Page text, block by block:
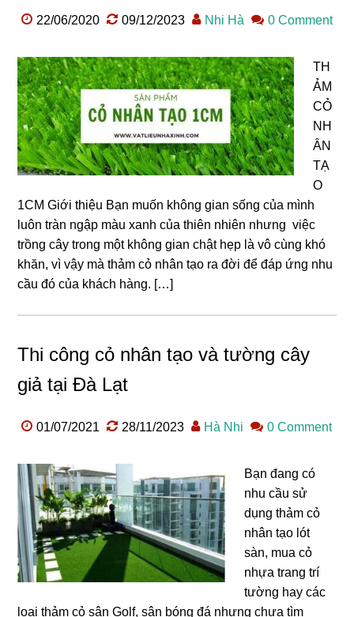
22/06/2020 09/12/2023 Nhi Hà 0 Comment
TH
ẢM
CỎ
NH
ÂN
TẠ
O
1CM Giới thiệu Bạn muốn không gian sống của mình
luôn tràn ngập màu xanh của thiên nhiên nhưng việc
trồng cây trong một không gian chật hẹp là vô cùng khó
khăn, vì vậy mà thảm cỏ nhân tạo ra đời để đáp ứng nhu
cầu đó của khách hàng. […]
Thi công cỏ nhân tạo và tường cây
giả tại Đà Lạt
01/07/2021 28/11/2023 Hà Nhi 0 Comment
Bạn đang có
nhu cầu sử
dụng thảm cỏ
nhân tạo lót
sàn, mua cỏ
nhựa trang trí
tường hay các
loại thảm cỏ sân Golf, sân bóng đá nhưng chưa tìm